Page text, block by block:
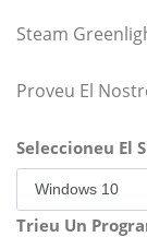
Steam
Proveu El
Seleccioneu El
Trieu Un